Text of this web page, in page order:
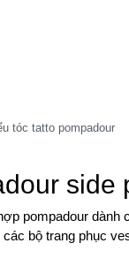
tóc tatto pompadour
side
pompadour dành
bộ trang phục